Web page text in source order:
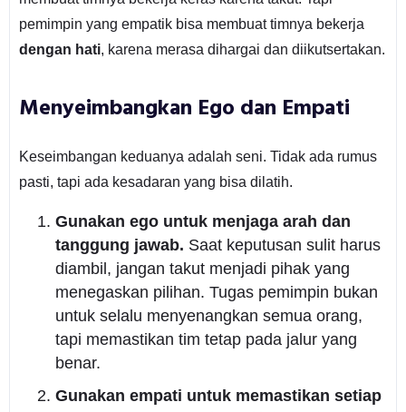
pemimpin yang empatik bisa membuat timnya bekerja
dengan hati, karena merasa dihargai dan diikutsertakan.
Menyeimbangkan Ego dan Empati
Keseimbangan keduanya adalah seni. Tidak ada rumus
pasti, tapi ada kesadaran yang bisa dilatih.
Gunakan ego untuk menjaga arah dan
tanggung jawab. Saat keputusan sulit harus
diambil, jangan takut menjadi pihak yang
menegaskan pilihan. Tugas pemimpin bukan
untuk selalu menyenangkan semua orang,
tapi memastikan tim tetap pada jalur yang
benar.
Gunakan empati untuk memastikan setiap